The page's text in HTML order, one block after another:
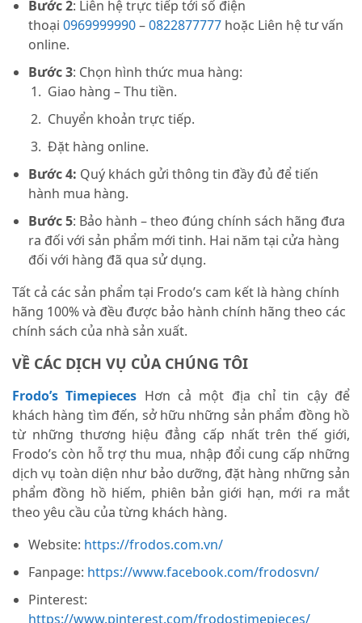
Bước 2: Liên hệ trực tiếp tới số điện
thoại 0969999990–0822877777 hoặc Liên hệ tư vấn
online.
Bước 3: Chọn hình thức mua hàng:
Giao hàng – Thu tiền.
Chuyển khoản trực tiếp.
Đặt hàng online.
Bước 4: Quý khách gửi thông tin đầy đủ để tiến
hành mua hàng.
Bước 5: Bảo hành – theo đúng chính sách hãng đưa
ra đối với sản phẩm mới tinh. Hai năm tại cửa hàng
đối với hàng đã qua sử dụng.
Tất cả các sản phẩm tại Frodo’s cam kết là hàng chính
hãng 100% và đều được bảo hành chính hãng theo các
chính sách của nhà sản xuất.
VỀ CÁC DỊCH VỤ CỦA CHÚNG TÔI
Frodo’s Timepieces Hơn cả một địa chỉ tin cậy để
khách hàng tìm đến, sở hữu những sản phẩm đồng hồ
từ những thương hiệu đẳng cấp nhất trên thế giới,
Frodo’s còn hỗ trợ thu mua, nhập đổi cung cấp những
dịch vụ toàn diện như bảo dưỡng, đặt hàng những sản
phẩm đồng hồ hiếm, phiên bản giới hạn, mới ra mắt
theo yêu cầu của từng khách hàng.
Website: https://frodos.com.vn/
Fanpage: https://www.facebook.com/frodosvn/
Pinterest:
https://www.pinterest.com/frodostimepieces/